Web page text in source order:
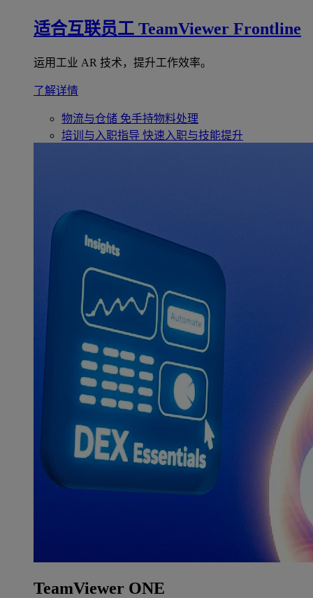
适合互联员工 TeamViewer Frontline
运用工业 AR 技术，提升工作效率。
了解详情
物流与仓储 免手持物料处理
培训与入职指导 快速入职与技能提升
TeamViewer ONE